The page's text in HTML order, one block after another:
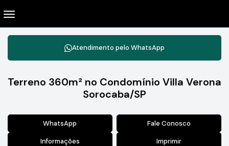
Atendimento pelo WhatsApp
Terreno 360m² no Condomínio Villa Verona
Sorocaba/SP
WhatsApp Fale Conosco
Informações Imprimir